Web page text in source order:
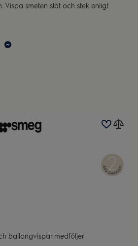
Vispa smeten slät och stek enligt
ballongvispar medföljer